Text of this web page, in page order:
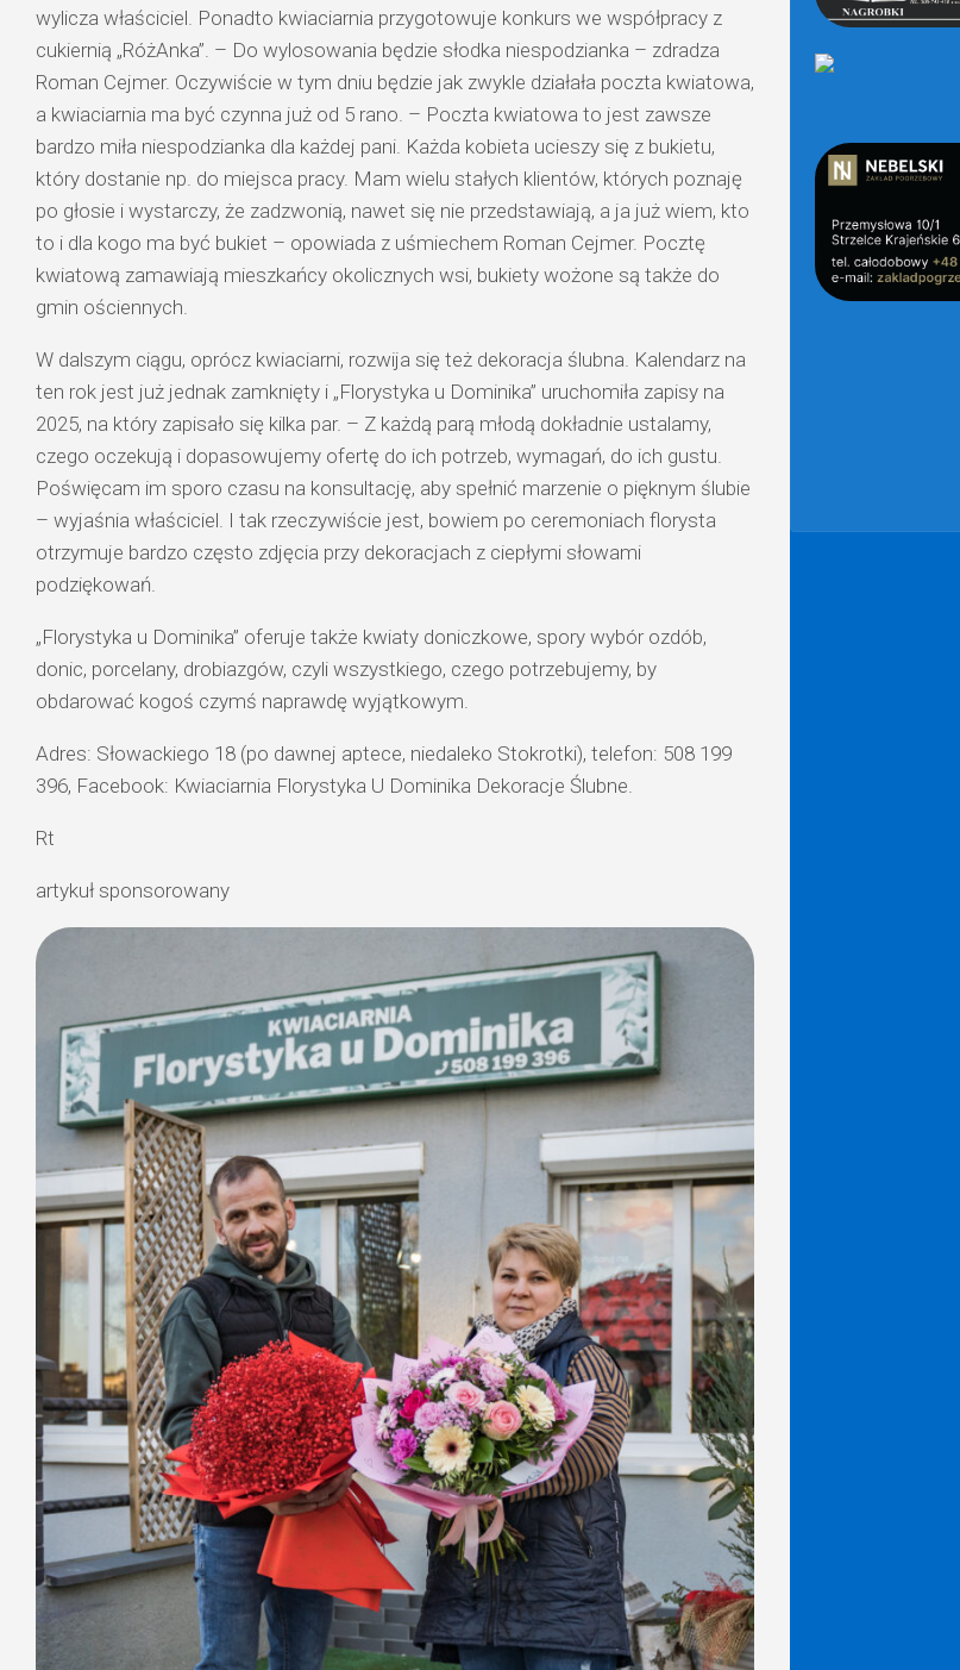
wylicza właściciel. Ponadto kwiaciarnia przygotowuje konkurs we współpracy z
cukiernią „RóżAnka”. – Do wylosowania będzie słodka niespodzianka – zdradza
Roman Cejmer. Oczywiście w tym dniu będzie jak zwykle działała poczta kwiatowa,
a kwiaciarnia ma być czynna już od 5 rano. – Poczta kwiatowa to jest zawsze
bardzo miła niespodzianka dla każdej pani. Każda kobieta ucieszy się z bukietu,
który dostanie np. do miejsca pracy. Mam wielu stałych klientów, których poznaję
po głosie i wystarczy, że zadzwonią, nawet się nie przedstawiają, a ja już wiem, kto
to i dla kogo ma być bukiet – opowiada z uśmiechem Roman Cejmer. Pocztę
kwiatową zamawiają mieszkańcy okolicznych wsi, bukiety wożone są także do
gmin ościennych.
W dalszym ciągu, oprócz kwiaciarni, rozwija się też dekoracja ślubna. Kalendarz na
ten rok jest już jednak zamknięty i „Florystyka u Dominika” uruchomiła zapisy na
2025, na który zapisało się kilka par. – Z każdą parą młodą dokładnie ustalamy,
czego oczekują i dopasowujemy ofertę do ich potrzeb, wymagań, do ich gustu.
Poświęcam im sporo czasu na konsultację, aby spełnić marzenie o pięknym ślubie
– wyjaśnia właściciel. I tak rzeczywiście jest, bowiem po ceremoniach florysta
otrzymuje bardzo często zdjęcia przy dekoracjach z ciepłymi słowami
podziękowań.
„Florystyka u Dominika” oferuje także kwiaty doniczkowe, spory wybór ozdób,
donic, porcelany, drobiazgów, czyli wszystkiego, czego potrzebujemy, by
obdarować kogoś czymś naprawdę wyjątkowym.
Adres: Słowackiego 18 (po dawnej aptece, niedaleko Stokrotki), telefon: 508 199
396, Facebook: Kwiaciarnia Florystyka U Dominika Dekoracje Ślubne.
Rt
artykuł sponsorowany